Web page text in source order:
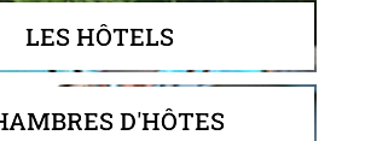
LES HÔTELS
D'HÔTES